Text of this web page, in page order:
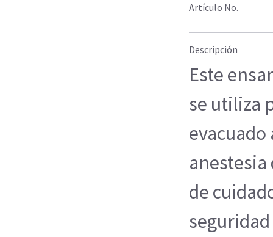
Artículo No.
Descripción
Este
se utiliza
evacuado
anestesia
de